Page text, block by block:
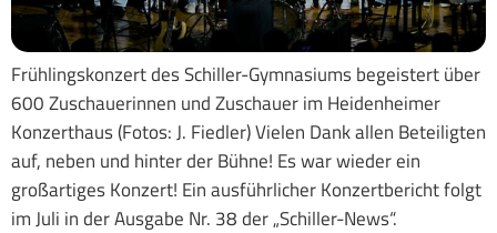
Frühlingskonzert des Schiller-Gymnasiums begeistert über
600 Zuschauerinnen und Zuschauer im Heidenheimer
Konzerthaus (Fotos: J. Fiedler) Vielen Dank allen Beteiligten
auf, neben und hinter der Bühne! Es war wieder ein
großartiges Konzert! Ein ausführlicher Konzertbericht folgt
im Juli in der Ausgabe Nr. 38 der „Schiller-News“.